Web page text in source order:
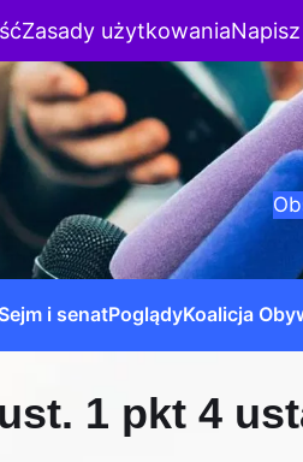
Zasady użytkowania
Sejm i senatPoglądyKoalicja
1 pkt 4